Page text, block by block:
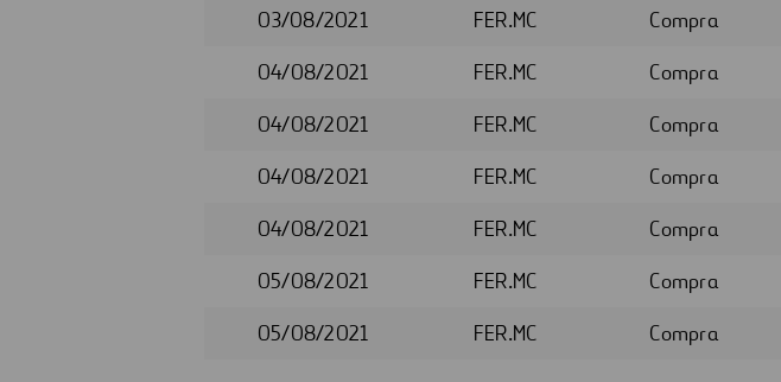
03/08/2021
FER.MC Compra
04/08/2021
FER.MC Compra
04/08/2021
FER.MC Compra
04/08/2021
FER.MC Compra
04/08/2021
FER.MC Compra
05/08/2021
FER.MC Compra
05/08/2021
FER.MC Compra